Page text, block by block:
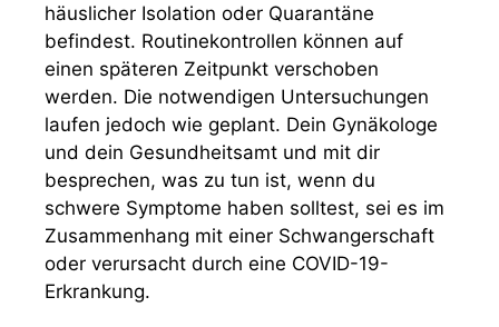
häuslicher Isolation oder Quarantäne
befindest. Routinekontrollen können auf
einen späteren Zeitpunkt verschoben
werden. Die notwendigen Untersuchungen
laufen jedoch wie geplant. Dein Gynäkologe
und dein Gesundheitsamt und mit dir
besprechen, was zu tun ist, wenn du
schwere Symptome haben solltest, sei es im
Zusammenhang mit einer Schwangerschaft
oder verursacht durch eine COVID-19-
Erkrankung.